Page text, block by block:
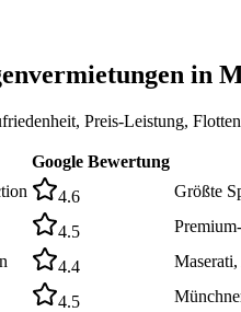
in
Preis-Leistung,
Google Bewertung
4.6 Größte
4.5
4.4
4.5